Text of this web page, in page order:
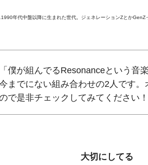
年代中盤以降に生まれた世代。ジェネレーションZとかGenZ
「僕が組んでるResonanceという音
までにない組み合わせの2人です
で是非チェックしてみてください！
大切にしてる